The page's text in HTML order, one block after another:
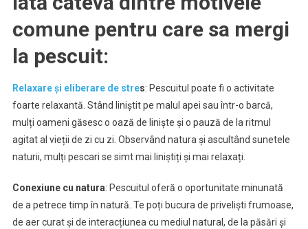
comune pentru care sa mergi
la pescuit:
Relaxare și eliberare de stres: Pescuitul poate fi o activitate
foarte relaxantă. Stând liniștit pe malul apei sau într-o barcă,
mulți oameni găsesc o oază de liniște și o pauză de la ritmul
agitat al vieții de zi cu zi. Observând natura și ascultând sunetele
naturii, mulți pescari se simt mai liniștiți și mai relaxați.
Conexiune cu natura: Pescuitul oferă o oportunitate minunată
de a petrece timp în natură. Te poți bucura de priveliști frumoase,
de aer curat și de interacțiunea cu mediul natural, de la păsări și